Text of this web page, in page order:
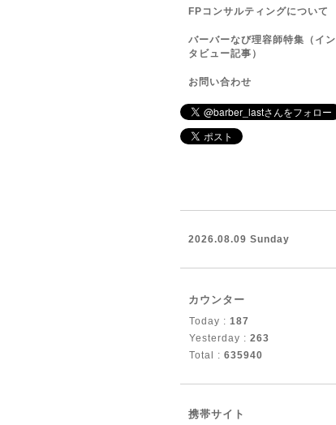
FPコンサルティングについて
バーバーなび理容師特集（イン
タビュー記事）
お問い合わせ
2026.08.09 Sunday
カウンター
Today : 187
Yesterday : 263
Total : 635940
携帯サイト